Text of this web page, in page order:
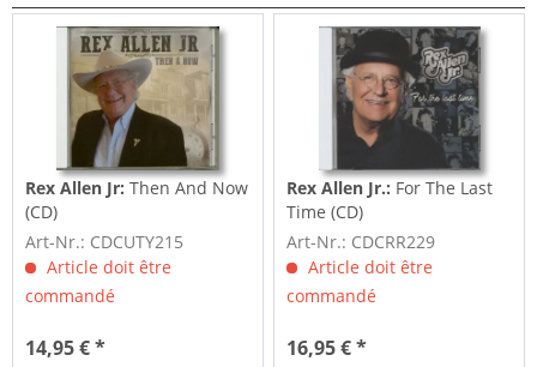
Rex Allen Jr: Then And Now
(CD)
Art-Nr.: CDCUTY215
Article doit être
commandé
14,95 € *
Rex Allen Jr.: For The Last
Time (CD)
Art-Nr.: CDCRR229
Article doit être
commandé
16,95 € *